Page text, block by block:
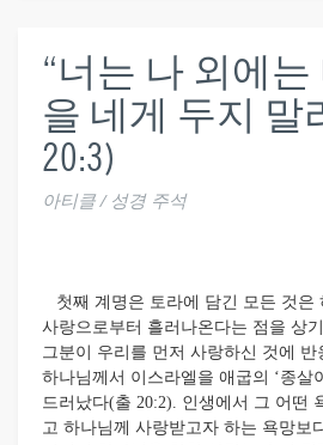
“너는 나 외에는
을 네게 두지 말
20:3)
아티클 / 성경 주석
첫째 계명은 토라에 담긴 모든 것은
사랑으로부터 흘러나온다는 점을 상
그분이 우리를 먼저 사랑하신 것에
하나님께서 이스라엘을 애굽의 ‘종살
드러났다(출 20:2). 인생에서 그 어떤
고 하나님께 사랑받고자 하는 욕망보